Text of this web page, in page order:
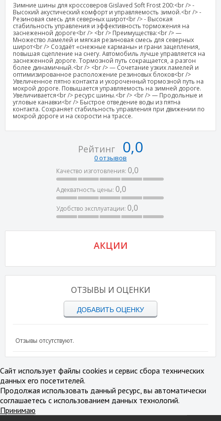
Зимние шины для кроссоверов Gislaved Soft Frost 200:<br /> -
Высокий акустический комфорт и управляемость зимой.<br /> -
Резиновая смесь для северных широт<br /> - Высокая
стабильность управления и эффективность торможения на
заснеженной дороге<br /> <br /> Преимущества:<br /> —
Множество ламелей и мягкая резиновая смесь для северных
широт<br /> Создаёт «снежные карманы» и грани зацепления,
повышая сцепление на снегу. Автомобиль лучше управляется на
заснеженной дороге. Тормозной путь сокращается, а разгон
более динамичный.<br /> <br /> — Сочетание узких ламелей и
оптимизированное расположение резиновых блоков<br />
Увеличенное пятно контакта и укороченный тормозной путь на
мокрой дороге. Повышается управляемость на зимней дороге.
Увеличивается<br /> ресурс шины.<br /> <br /> — Продольные и
угловые канавки<br /> Быстрое отведение воды из пятна
контакта. Сохраняет стабильность управления при движении по
мокрой дороге и на скорости на трассе.
Рейтинг 0,0
0 отзывов
Качество изготовления: 0,0
Адекватность цены: 0,0
Удобство эксплуатации: 0,0
АКЦИИ
ОТЗЫВЫ И ОЦЕНКИ
ДОБАВИТЬ ОЦЕНКУ
Отзывы отсутствуют.
Сайт использует файлы cookies и сервис сбора технических
данных его посетителей.
Продолжая использовать данный ресурс, вы автоматически
соглашаетесь с использованием данных технологий.
Принимаю